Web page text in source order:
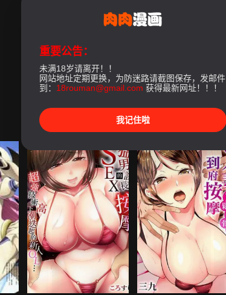
重要公告：
未满18岁请离开！！
网站地址定期更换，为防迷路请截图保存，发邮件
到： 18rouman@gmail.com 获得最新网址！！！
我记住啦